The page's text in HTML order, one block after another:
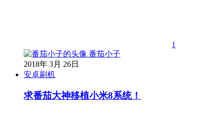
1
番茄小子
2018年 3月 26日
安卓刷机
求番茄大神移植小米8系统！